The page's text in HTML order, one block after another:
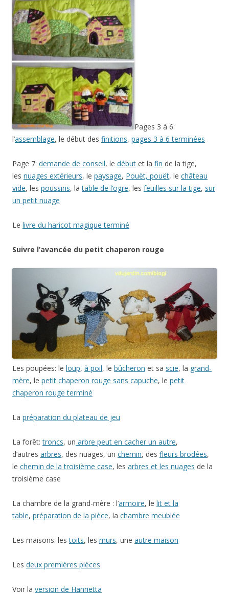
Pages 3 à 6:
l’assemblage, le début des finitions, pages 3 à 6 terminées
Page 7: demande de conseil, le début et la fin de la tige,
les nuages extérieurs, le paysage, Pouët, pouët, le château
vide, les poussins, latable de l’ogre, les feuilles sur la tige, sur
un petit nuage
Le livre du haricot magique terminé
Suivre l’avancée du petit chaperon rouge
Les poupées: le loup, à poil, le bûcheron et sa scie, la grand-
mère, le petit chaperon rouge sans capuche, le petit
chaperon rouge terminé
La préparation du plateau de jeu
La forêt:troncs, un arbre peut en cacher un autre,
d’autres arbres, des nuages, un chemin, des fleurs brodées,
le chemin de la troisième case, les arbres et les nuages de la
troisième case
La chambre de la grand-mère : l’armoire, le lit et la
table, préparation de la pièce, la chambre meublée
Les maisons: lestoits, les murs, une autre maison
Les deux premières pièces
Voir la version de Hanrietta